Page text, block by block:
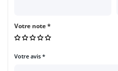
Votre note*
Votre avis *